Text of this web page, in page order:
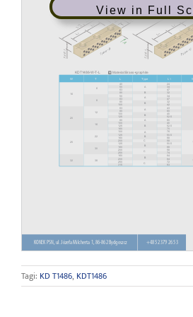
View in Full
Tagi: KD T1486, KDT1486